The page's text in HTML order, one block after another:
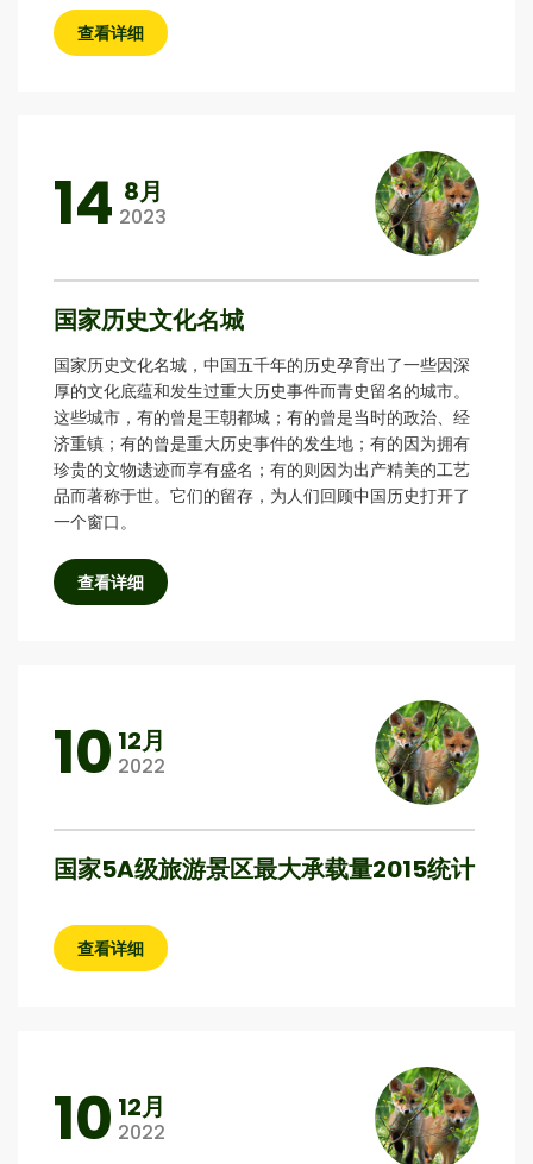
查看详细
14 8月
2023
国家历史文化名城
国家历史文化名城，中国五千年的历史孕育出了一些因深
厚的文化底蕴和发生过重大历史事件而青史留名的城市。
这些城市，有的曾是王朝都城；有的曾是当时的政治、经
济重镇；有的曾是重大历史事件的发生地；有的因为拥有
珍贵的文物遗迹而享有盛名；有的则因为出产精美的工艺
品而著称于世。它们的留存，为人们回顾中国历史打开了
一个窗口。
查看详细
10 12月
2022
国家5A级旅游景区最大承载量2015统计
查看详细
10 12月
2022